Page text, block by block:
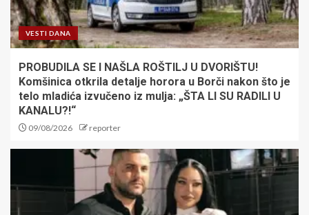
VESTI DANA
PROBUDILA SE I NAŠLA ROŠTILJ U DVORIŠTU!
Komšinica otkrila detalje horora u Borči nakon što je
telo mladića izvučeno iz mulja: „ŠTA LI SU RADILI U
KANALU?!“
09/08/2026 reporter